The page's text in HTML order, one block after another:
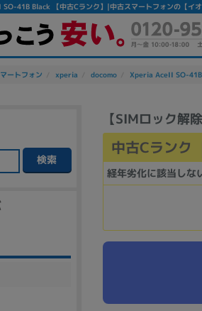
41B Black 【中古Cランク】|中古スマートフォンの【イオ
ートフォン xperia docomo Xperia AceII SO-41B
【SIMロック
中古Cランク
経年劣化に該当しな
検索